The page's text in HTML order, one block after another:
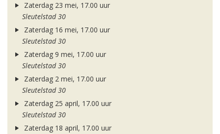
Zaterdag 23 mei, 17.00 uur
Sleutelstad 30
Zaterdag 16 mei, 17.00 uur
Sleutelstad 30
Zaterdag 9 mei, 17.00 uur
Sleutelstad 30
Zaterdag 2 mei, 17.00 uur
Sleutelstad 30
Zaterdag 25 april, 17.00 uur
Sleutelstad 30
Zaterdag 18 april, 17.00 uur